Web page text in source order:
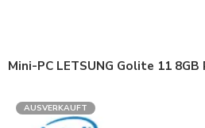
Mini-PC LETSUNG Golite 11 8GB
AUSVERKAUFT